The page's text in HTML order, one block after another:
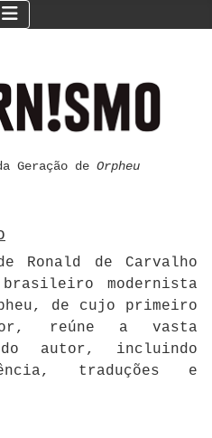
Geração de Orpheu
Ronald de Carvalho
modernista
de cujo primeiro
reúne a vasta
do autor, incluindo
traduções e